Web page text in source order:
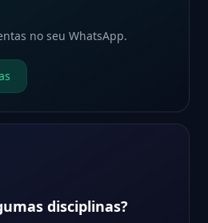
no seu WhatsApp.
disciplinas?